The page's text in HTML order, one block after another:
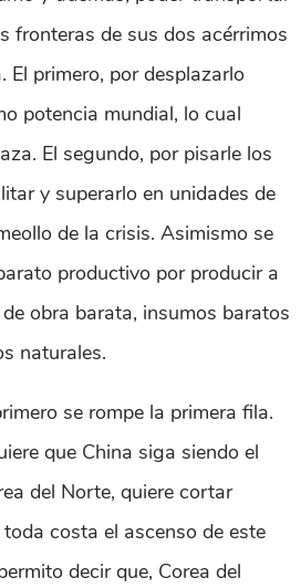
fronteras de sus dos acérrimos
El primero, por desplazarlo
potencia mundial, lo cual
El segundo, por pisarle los
y superarlo en unidades de
de la crisis. Asimismo se
productivo por producir a
obra barata, insumos baratos
naturales.
se rompe la primera fila.
que China siga siendo el
del Norte, quiere cortar
costa el ascenso de este
decir que, Corea del